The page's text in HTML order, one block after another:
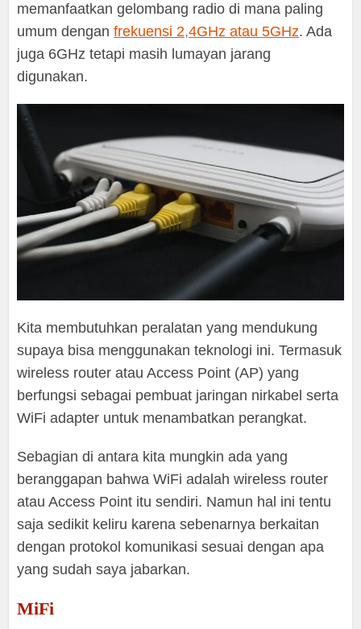
memanfaatkan gelombang radio di mana paling
umum denganfrekuensi 2,4GHz atau 5GHz. Ada
juga 6GHz tetapi masih lumayan jarang
digunakan.
Kita membutuhkan peralatan yang mendukung
supaya bisa menggunakan teknologi ini. Termasuk
wireless router atau Access Point (AP) yang
berfungsi sebagai pembuat jaringan nirkabel serta
WiFi adapter untuk menambatkan perangkat.
Sebagian di antara kita mungkin ada yang
beranggapan bahwa WiFi adalah wireless router
atau Access Point itu sendiri. Namun hal ini tentu
saja sedikit keliru karena sebenarnya berkaitan
dengan protokol komunikasi sesuai dengan apa
yang sudah saya jabarkan.
MiFi